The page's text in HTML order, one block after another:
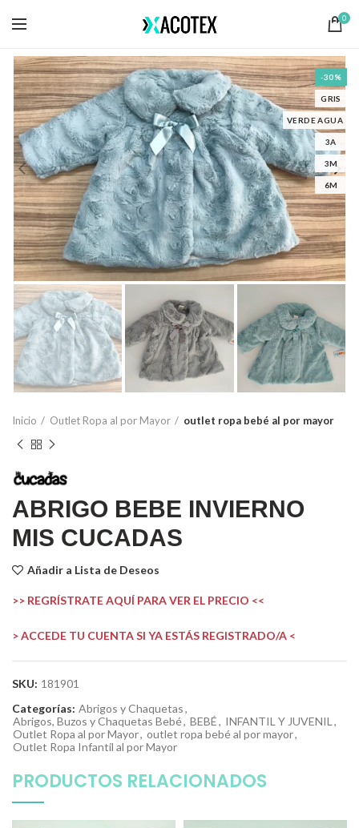
0
-30%
GRIS
VERDE AGUA
3A
3M
6M
Inicio Outlet Ropa al por Mayor outlet ropa bebé al por mayor
ABRIGO BEBE INVIERNO
MIS CUCADAS
Añadir a Lista de Deseos
>> REGRÍSTRATE AQUÍ PARA VER EL PRECIO <<
> ACCEDE TU CUENTA SI YA ESTÁS REGISTRADO/A <
SKU: 181901
Categorías: Abrigos y Chaquetas,
Abrigos, Buzos y Chaquetas Bebé, BEBÉ, INFANTIL Y JUVENIL ,
Outlet Ropa al por Mayor, outlet ropa bebé al por mayor,
Outlet Ropa Infantil al por Mayor
PRODUCTOS RELACIONADOS